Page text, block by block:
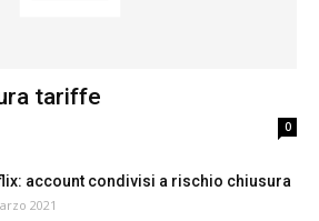
tariffe
0
account condivisi a rischio chiusura
2021